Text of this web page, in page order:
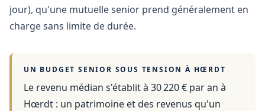
jour), qu'une mutuelle senior prend généralement en
charge sans limite de durée.
UN BUDGET SENIOR SOUS TENSION À HŒRDT
Le revenu médian s'établit à 30 220 € par an à
Hœrdt : un patrimoine et des revenus qu'un